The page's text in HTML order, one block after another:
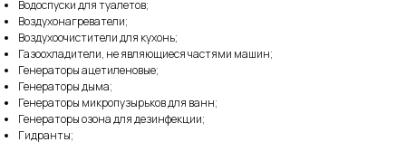
Водоспуски для туалетов;
Воздухонагреватели;
Воздухоочистители для кухонь;
Газоохладители, не являющиеся частями машин;
Генераторы ацетиленовые;
Генераторы дыма;
Генераторы микропузырьков для ванн;
Генераторы озона для дезинфекции;
Гидранты;